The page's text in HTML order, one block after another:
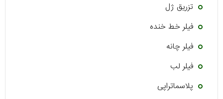
تزریق ژل
فیلر خط خنده
فیلر چانه
فیلر لب
پلاسماتراپی